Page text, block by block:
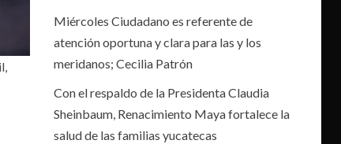
Miércoles Ciudadano es referente de
atención oportuna y clara para las y los
meridanos; Cecilia Patrón
Con el respaldo de la Presidenta Claudia
Sheinbaum, Renacimiento Maya fortalece la
salud de las familias yucatecas